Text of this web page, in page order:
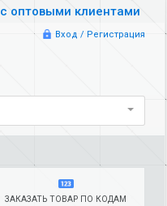
оптовыми клиентами
Вход / Регистрация
ЗАКАЗАТЬ ТОВАР ПО КОДАМ